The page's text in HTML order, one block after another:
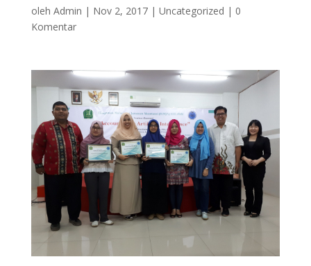
oleh Admin | Nov 2, 2017| Uncategorized | 0
Komentar